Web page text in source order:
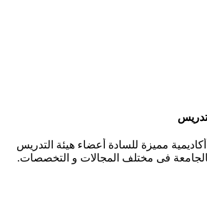
مميزة للسادة أعضاء هيئة التدريس
بالجامعة فى مختلف المجالات و التخصصات.